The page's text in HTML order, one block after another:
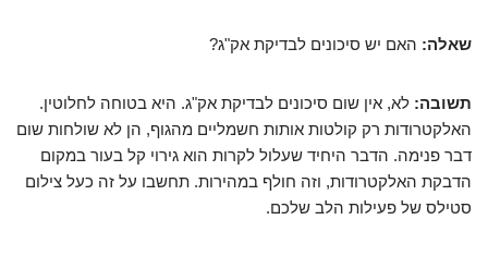
שאלה: האם יש סיכונים לבדיקת אק"ג?
תשובה: לא, אין שום סיכונים לבדיקת אק"ג. היא בטוחה לחלוטין.
האלקטרודות רק קולטות אותות חשמליים מהגוף, הן לא שולחות שום
דבר פנימה. הדבר היחיד שעלול לקרות הוא גירוי קל בעור במקום
הדבקת האלקטרודות, וזה חולף במהירות. תחשבו על זה כעל צילום
סטילס של פעילות הלב שלכם.